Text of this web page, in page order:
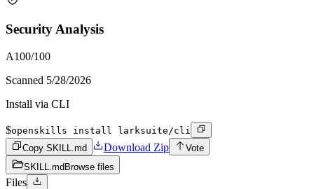
Security Analysis
A100/100
Scanned 5/28/2026
Install via CLI
$openskills install larksuite/cli
Copy SKILL.md
Download Zip
Vote
SKILL.md Browse files
Files